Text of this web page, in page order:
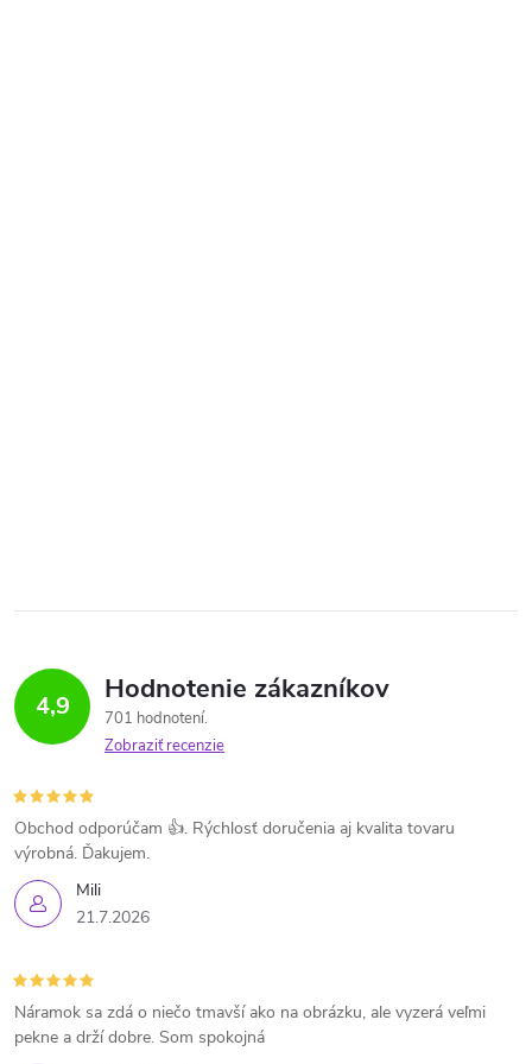
4,9 Hodnotenie zákazníkov
701 hodnotení
Zobraziť recenzie
Mili
21.7.2026
Obchod odporúčam 👍. Rýchlosť doručenia aj kvalita tovaru
výrobná. Ďakujem.
Náramok sa zdá o niečo tmavší ako na obrázku, ale vyzerá veľmi
pekne a drží dobre. Som spokojná